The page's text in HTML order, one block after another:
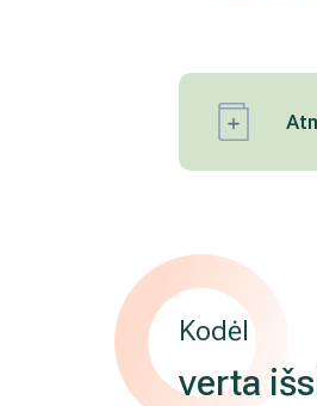
Kodėl
verta